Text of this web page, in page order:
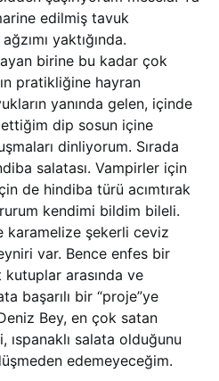
edilmiş tavuk
yaktığında.
birine bu kadar çok
pratikliğine hayran
yanında gelen, içinde
dip sosun içine
dinliyorum. Sırada
salatası. Vampirler için
de hindiba türü acımtırak
kendimi bildim bileli.
karamelize şekerli ceviz
var. Bence enfes bir
kutuplar arasında ve
başarılı bir “proje”ye
Bey, en çok satan
ıspanaklı salata olduğunu
edemeyeceğim.